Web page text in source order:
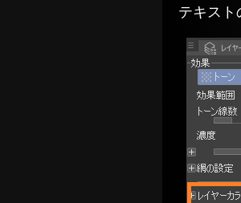
テキスト